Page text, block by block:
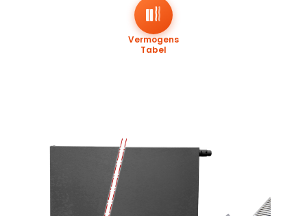
Vermogens
Tabel